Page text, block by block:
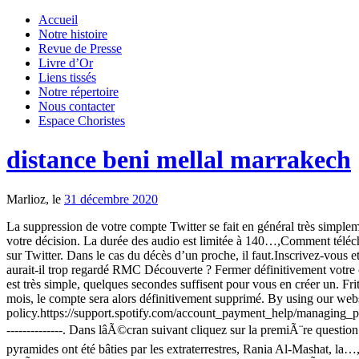
Accueil
Notre histoire
Revue de Presse
Livre d’Or
Liens tissés
Notre répertoire
Nous contacter
Espace Choristes
distance beni mellal marrakech
Marlioz, le 31 décembre 2020
La suppression de votre compte Twitter se fait en général très simplement, il vous suffit de suivre ces 5 petites étapes :Lisez bien les conditions, elles indiquent notamment que vous aurez 30 jours pour revenir sur votre décision. La durée des audio est limitée à 140…,Comment télécharger une vidéo sur Twitter,À l’instar de tous les réseaux sociaux, les vidéos sont devenues un facteur important de l’expérience utilisateur sur Twitter. Dans le cas du décès d’un proche, il faut.Inscrivez-vous et recevez gratuitement nos meilleures actus !Selon Elon Musk, les pyramides auraient été bâties par les extraterrestres,Le patron de Tesla aurait-il trop regardé RMC Découverte ? Fermer définitivement votre compte Twitter Passé ce délai de 30 jours, Twitter lance le processus de suppression des données de votre compte. Ouvrir un compte Twitter est très simple, quelques secondes suffisent pour vous en créer un. Fritz2cat 2019-08-21 19:38:07 UTC #11. 01TV 21,818 views. Depuis votre navigateur Internet, ... En revanche, si rien n'est fait pendant ce mois, le compte sera alors définitivement supprimé. By using our website you agree to our use of cookies in accordance with our cookie policy.https://support.spotify.com/account_payment_help/managing_payments/how-to-cancel-your-subscription/,https://support.spotify.com/contact-spotify-support/,-------------------------------------------------------------------------. Dans lâÃ©cran suivant cliquez sur la premiÃ¨re question sâintitulant : Â« Comment supprimer dÃ©finitivement mon compte ? Quand Elon Musk s’amuse avec Twitter en annonçant que les pyramides ont été bâties par les extraterrestres, Rania Al-Mashat, la…,Twitter : vous pouvez désormais publier des tweets audio de 140 secondes,Twitter inaugure une nouvelle fonctionnalité. Vous pouvez accÃ©der au bon formulaire en cliquant.Sous la rubrique GÃ©rer votre compte, cliquez sur Â«ParamÃ¨tres du compte et suppression Â». Supprimer son compte définitivement est possible, mais il faut vraiment savoir où chercher ! Conformément à l’article 40 de la loi du 6 janvier 1978 modifiée en août 2004, je vous prie de bien vouloir effacer définitivement mon compte Twitter, de supprimer mes données me concernant de vos fichiers, et de m’adresser une copie de la confirmation de sa suppression. Le réseau social envisage le fait que vous pourrez souhaiter, après avoir fermé votre compte Twitter, revenir plus tard avec le même nom d’utilisateur. Vous verrez en bas l’option dénommée "Désactiver mon compte". Le réseau social permet désormais de tweeter des messages audio en lieu et place des messages textuels. Étape 1: ouvrez votre navigateur (Google Chrome, Safari, Firefox, etc.) Pour supprimer son compte Twitter . Avant de partir, nâoubliez pas que vous pouvez toujours faire une,Merci pour vos informations. “J’ai supprimé définitivement mon compte Instagram, entre le côté voyeurisme et celui qui tend à transformer les utilisateurs en pancartes publicitaires, … Reprenez les étapes précédentes appliquées dans la suppression de votre compte Twitter web. Deux solutions existent pour supprimer votre prÃ©sence. “Quelle ne fut pas ma surprise de voir instantanément mon compte bloqué, me disant que sans l’accord de